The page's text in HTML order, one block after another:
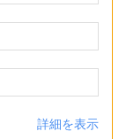
詳細を表示